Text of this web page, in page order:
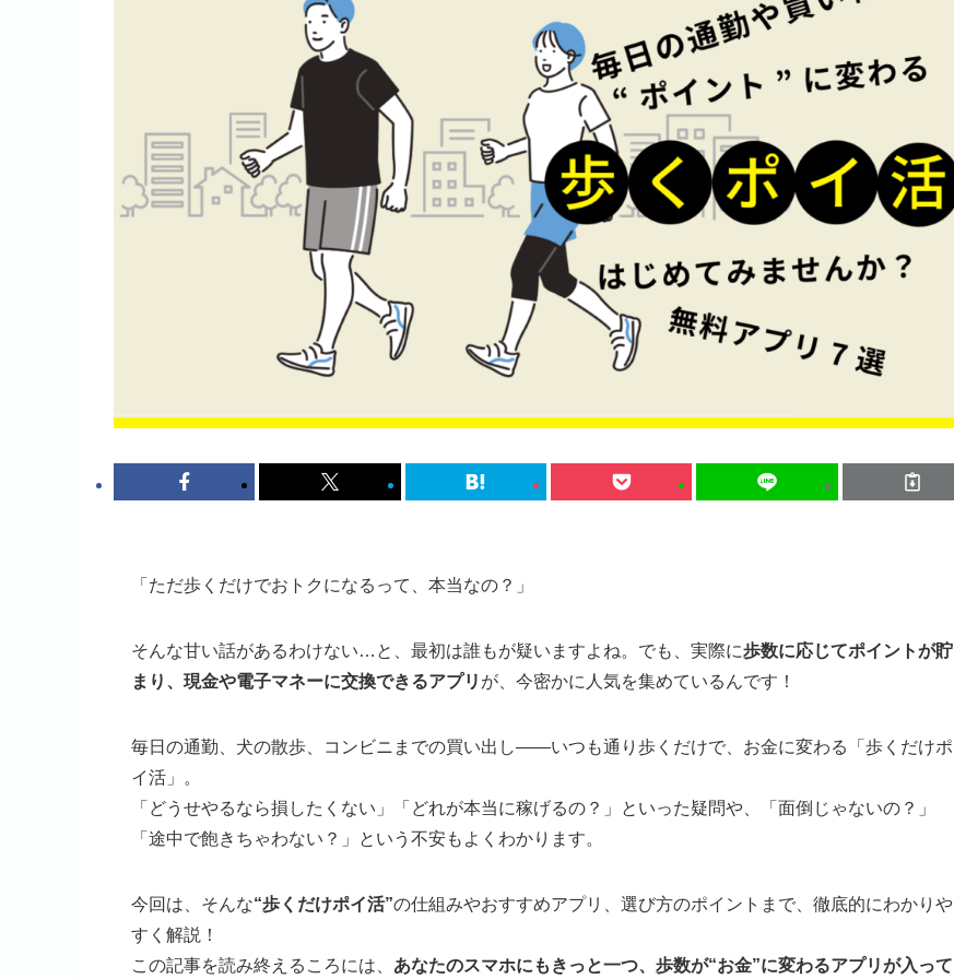
「ただ歩くだけでおトクになるって、本当なの？」
そんな甘い話があるわけない…と、最初は誰もが疑いますよね。でも、実際に歩数に応じてポイントが貯
まり、現金や電子マネーに交換できるアプリ が、今密かに人気を集めているんです！
毎日の通勤、犬の散歩、コンビニまでの買い出し——いつも通り歩くだけで、お金に変わる「歩くだけポ
イ活」。
「どうせやるなら損したくない」「どれが本当に稼げるの？」といった疑問や、「面倒じゃないの？」
「途中で飽きちゃわない？」という不安もよくわかります。
今回は、そんな“歩くだけポイ活”の仕組みやおすすめアプリ、選び方のポイントまで、徹底的にわかりや
すく解説！
この記事を読み終えるころには、 あなたのスマホにもきっと一つ、歩数が“お金”に変わるアプリが入って